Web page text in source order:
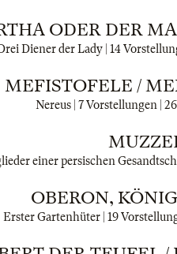
ODER DER
Diener der Lady | 14
MEFISTOFELE /
Nereus | 7 Vorstellungen |
einer persischen
OBERON,
Erster Gartenhüter | 19